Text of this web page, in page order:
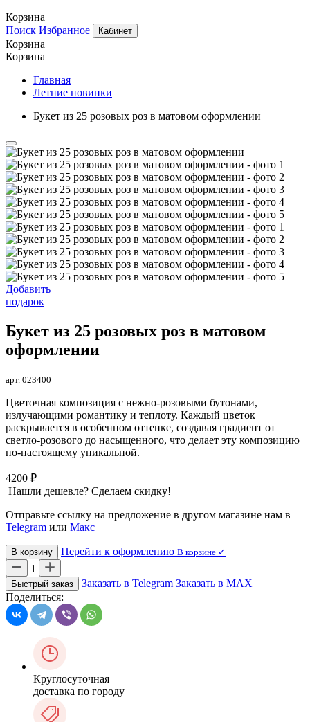
Корзина
Поиск Избранное Кабинет
Корзина
Корзина
Главная
Летние новинки
Букет из 25 розовых роз в матовом оформлении
Добавить
подарок
Букет из 25 розовых роз в матовом
оформлении
арт. 023400
Цветочная композиция с нежно-розовыми бутонами,
излучающими романтику и теплоту. Каждый цветок
раскрывается в особенном оттенке, создавая градиент от
светло-розового до насыщенного, что делает эту композицию
по-настоящему уникальной.
4200 ₽
Нашли дешевле? Сделаем скидку!
Отправьте ссылку на предложение в другом магазине нам в
Telegram или Макс
В корзину Перейти к оформлению В корзине ✓
1
Быстрый заказ Заказать в Telegram Заказать в MAX
Поделиться:
Круглосуточная
доставка по городу